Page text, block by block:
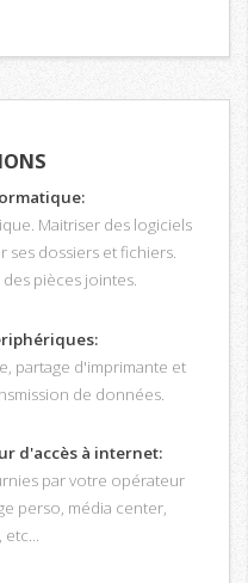
Maitriser des logiciels
ses dossiers et fichiers.
des pièces jointes.
partage d'imprimante et
de données.
d'accès à internet:
par votre opérateur
perso, média center,
etc...